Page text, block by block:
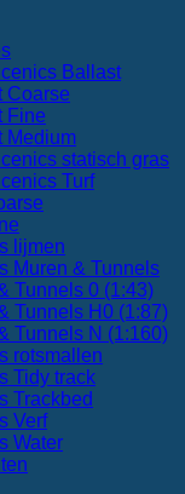
Ballast
Coarse
Fine
Medium
statisch gras
Turf
lijmen
Muren & Tunnels
Tunnels 0 (1:43)
Tunnels H0 (1:87)
Tunnels N (1:160)
rotsmallen
Tidy track
Trackbed
Verf
Water